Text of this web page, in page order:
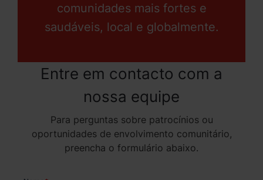
comunidades mais fortes e
saudáveis, local e globalmente.
Entre em contacto com a
nossa equipe
Para perguntas sobre patrocínios ou
oportunidades de envolvimento comunitário,
preencha o formulário abaixo.